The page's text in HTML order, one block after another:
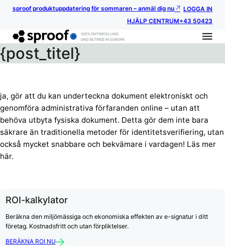
sproof produktuppdatering för sommaren – anmäl dig nu
LOGGA IN
HJÄLP CENTRUM+43 50423
{post_titel}
ja, gör att du kan underteckna dokument elektroniskt och
genomföra administrativa förfaranden online – utan att
behöva utbyta fysiska dokument. Detta gör dem inte bara
säkrare än traditionella metoder för identitetsverifiering, utan
också mycket snabbare och bekvämare i vardagen! Läs mer
här.
ROI-kalkylator
Beräkna den miljömässiga och ekonomiska effekten av e-signatur i ditt
företag. Kostnadsfritt och utan förpliktelser.
BERÄKNA ROI NU